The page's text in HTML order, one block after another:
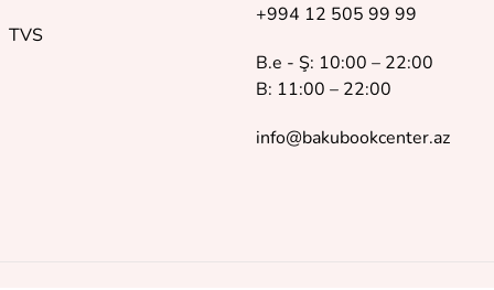
TVS
+994 12 505 99 99
B.e - Ş: 10:00 – 22:00
B: 11:00 – 22:00
info@bakubookcenter.az